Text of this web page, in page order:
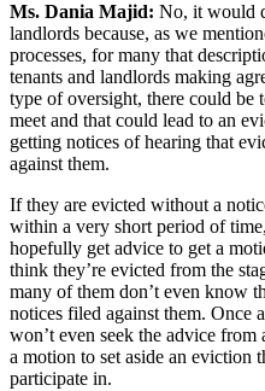
Ms. Dania Majid: No, it would
landlords because, as we
processes, for many that
tenants and landlords making
type of oversight, there could be
meet and that could lead to an
getting notices of hearing that
against them.
If they are evicted without a
within a very short period of
hopefully get advice to get a
think they’re evicted from the
many of them don’t even know
notices filed against them. Once
won’t even seek the advice
a motion to set aside an eviction
participate in.